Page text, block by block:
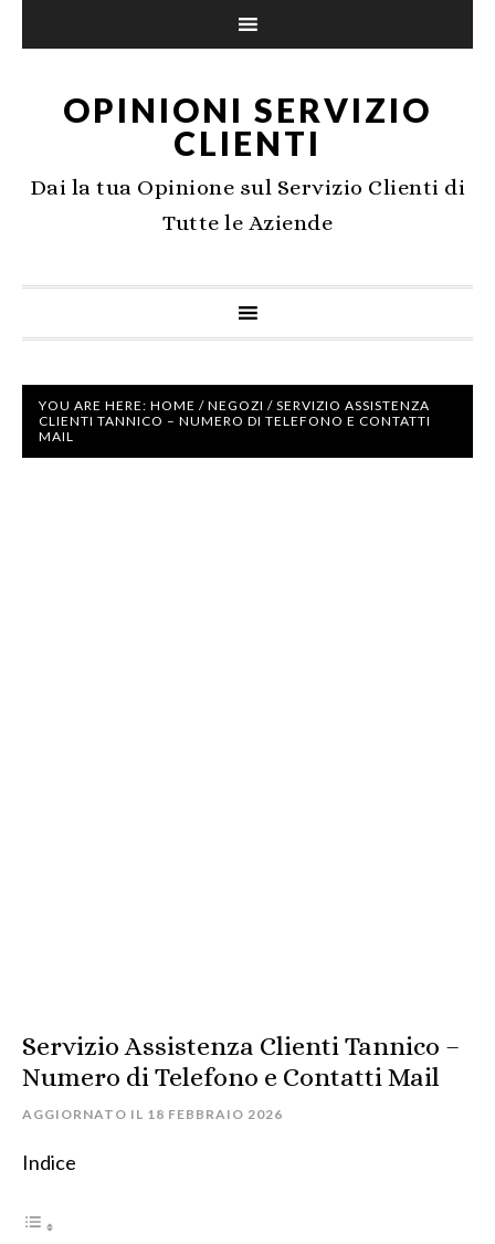
OPINIONI SERVIZIO
CLIENTI
Dai la tua Opinione sul Servizio Clienti di
Tutte le Aziende
YOU ARE HERE: HOME / NEGOZI / SERVIZIO ASSISTENZA
CLIENTI TANNICO – NUMERO DI TELEFONO E CONTATTI
MAIL
Servizio Assistenza Clienti Tannico –
Numero di Telefono e Contatti Mail
AGGIORNATO IL 18 FEBBRAIO 2026
Indice